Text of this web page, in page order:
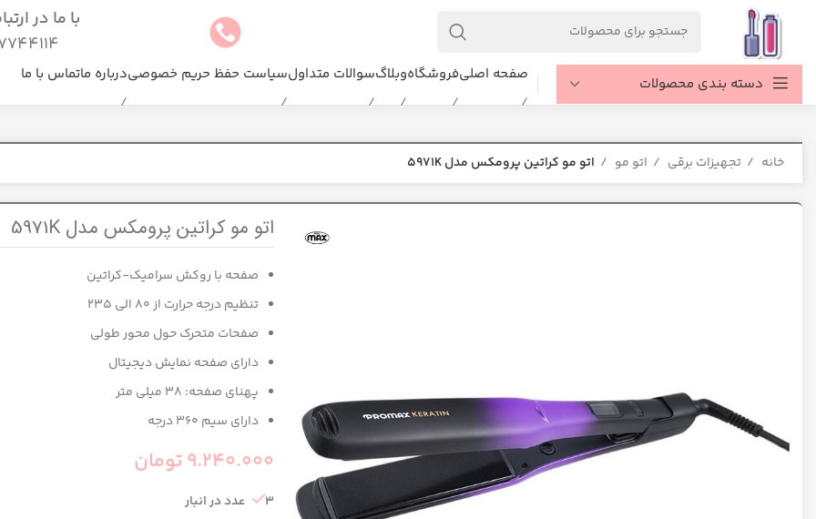
با ما در
دسته بندی محصولات صفحه اصلیفروشگاهوبلاگسوالات متداولسیاست حفظ حریم خصوصیدرباره ماتماس با ما
خانه تجهیزات برقی اتو مو اتو مو کراتین پرومکس مدل 5971K
اتو مو کراتین پرومکس مدل 5971K
صفحه با روکش سرامیک-کراتین
تنظیم درجه حرارت از 80 الی 235
صفحات متحرک حول محور طولی
دارای صفحه نمایش دیجیتال
پهنای صفحه: 38 میلی متر
دارای سیم 360 درجه
9.240.000تومان
3 عدد در انبار